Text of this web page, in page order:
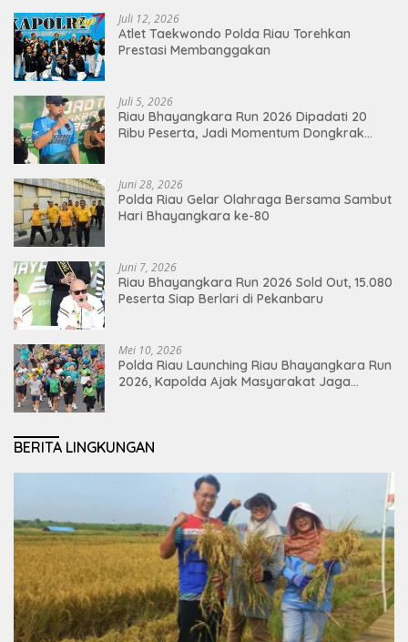
Juli 12, 2026
Atlet Taekwondo Polda Riau Torehkan
Prestasi Membanggakan
Juli 5, 2026
Riau Bhayangkara Run 2026 Dipadati 20
Ribu Peserta, Jadi Momentum Dongkrak
Juni 28, 2026
Polda Riau Gelar Olahraga Bersama Sambut
Hari Bhayangkara ke-80
Juni 7, 2026
Riau Bhayangkara Run 2026 Sold Out, 15.080
Peserta Siap Berlari di Pekanbaru
Mei 10, 2026
Polda Riau Launching Riau Bhayangkara Run
2026, Kapolda Ajak Masyarakat Jaga
BERITA LINGKUNGAN